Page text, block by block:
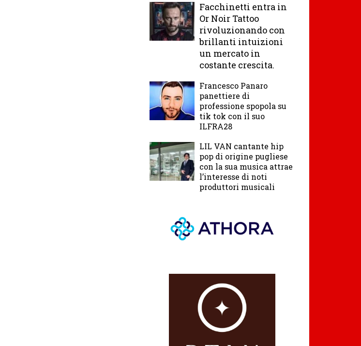
Facchinetti entra in
Or Noir Tattoo
rivoluzionando con
brillanti intuizioni
un mercato in
costante crescita.
Francesco Panaro
panettiere di
professione spopola su
tik tok con il suo
ILFRA28
LIL VAN cantante hip
pop di origine pugliese
con la sua musica attrae
l’interesse di noti
produttori musicali